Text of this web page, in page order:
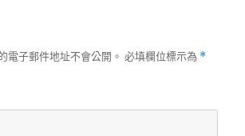
電子郵件地址不會公開。 必填欄位標示為 *